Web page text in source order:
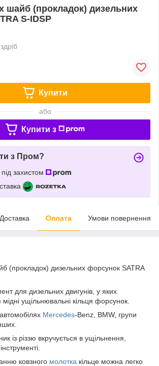
шайб (прокладок) дизельних
S-IDSP
Купити
або
Купити з
з Пром?
захистом
Доставка Оплата Умови повернення
(прокладок) дизельних форсунок SATRA
для дизельних двигунів, у яких
ущільнювальні кільця форсунок.
Mercedes-Benz, BMW, групи
із різзю вкручується в ущільнення,
ковзного молотка кільце можна легко